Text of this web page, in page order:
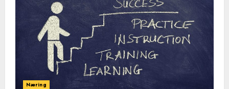
Næring